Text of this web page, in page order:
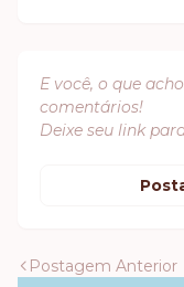
E você, o que
comentários!
Deixe seu link
Postagem Anterior